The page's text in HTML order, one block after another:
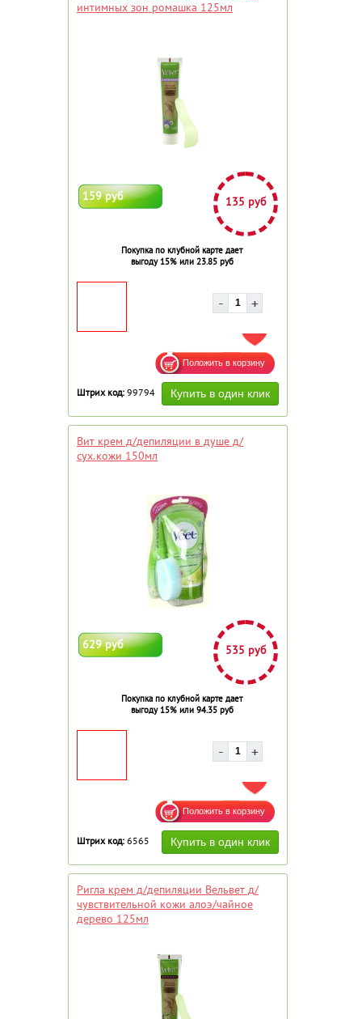
интимных зон ромашка 125мл
159 руб 135 руб
Покупка по клубной карте дает
выгоду 15% или 23.85 руб
ДОБАВИТЬ В ИЗБРАННОЕ
Штрих код: 99794
Вит крем д/депиляции в душе д/
сух.кожи 150мл
629 руб 535 руб
Покупка по клубной карте дает
выгоду 15% или 94.35 руб
ДОБАВИТЬ В ИЗБРАННОЕ
Штрих код: 6565
Ригла крем д/депиляции Вельвет д/
чувствительной кожи алоэ/чайное
дерево 125мл